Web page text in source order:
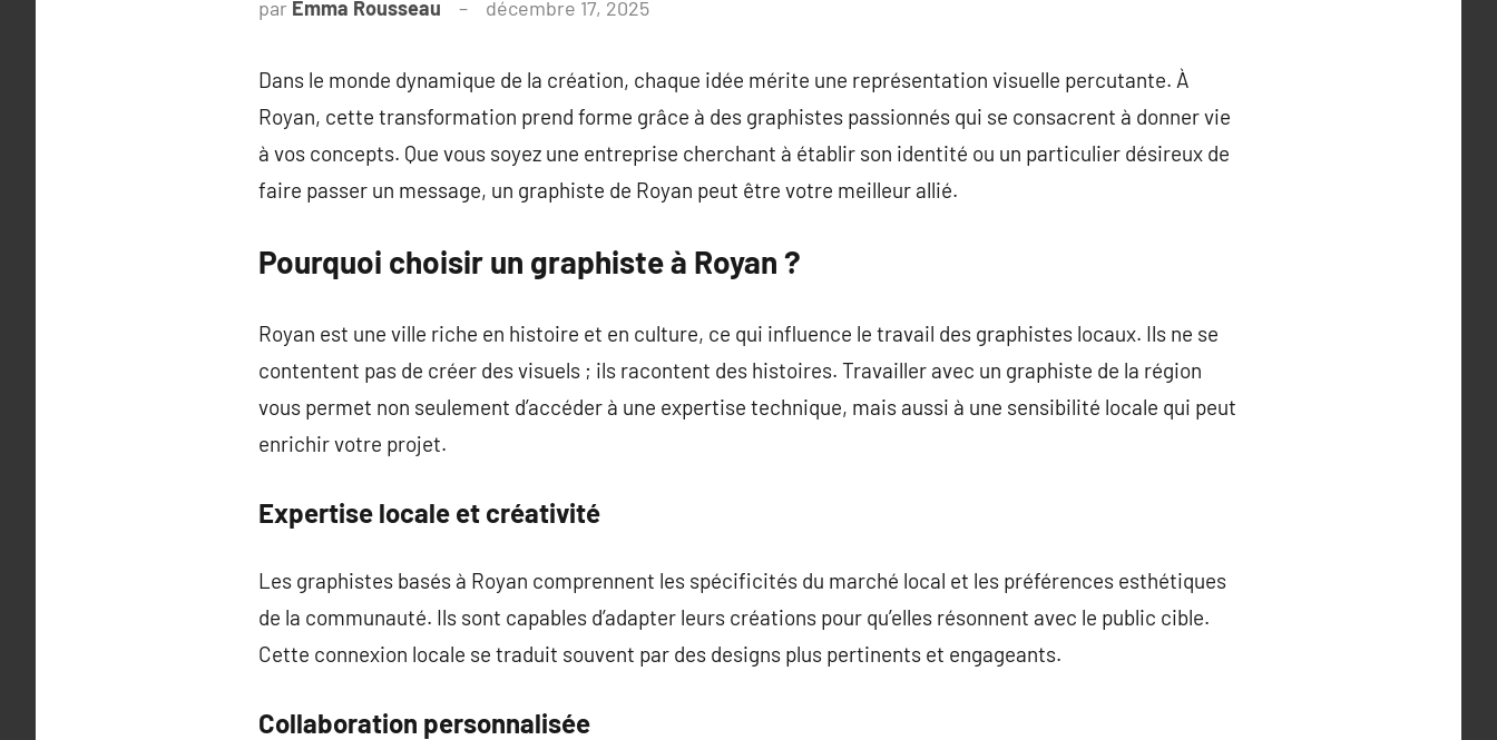
par Emma Rousseau décembre 17, 2025
Dans le monde dynamique de la création, chaque idée mérite une représentation visuelle percutante. À
Royan, cette transformation prend forme grâce à des graphistes passionnés qui se consacrent à donner vie
à vos concepts. Que vous soyez une entreprise cherchant à établir son identité ou un particulier désireux de
faire passer un message, un graphiste de Royan peut être votre meilleur allié.
Pourquoi choisir un graphiste à Royan ?
Royan est une ville riche en histoire et en culture, ce qui influence le travail des graphistes locaux. Ils ne se
contentent pas de créer des visuels ; ils racontent des histoires. Travailler avec un graphiste de la région
vous permet non seulement d’accéder à une expertise technique, mais aussi à une sensibilité locale qui peut
enrichir votre projet.
Expertise locale et créativité
Les graphistes basés à Royan comprennent les spécificités du marché local et les préférences esthétiques
de la communauté. Ils sont capables d’adapter leurs créations pour qu’elles résonnent avec le public cible.
Cette connexion locale se traduit souvent par des designs plus pertinents et engageants.
Collaboration personnalisée